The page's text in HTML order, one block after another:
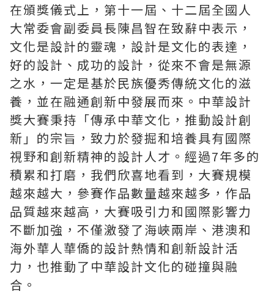
在頒獎儀式上，第十一屆、十二屆全國人
大常委會副委員長陳昌智在致辭中表示，
文化是設計的靈魂，設計是文化的表達，
好的設計、成功的設計，從來不會是無源
之水，一定是基於民族優秀傳統文化的滋
養，並在融通創新中發展而來。中華設計
獎大賽秉持「傳承中華文化，推動設計創
新」的宗旨，致力於發掘和培養具有國際
視野和創新精神的設計人才。經過7年多的
積累和打磨，我們欣喜地看到，大賽規模
越來越大，參賽作品數量越來越多，作品
品質越來越高，大賽吸引力和國際影響力
不斷加強，不僅激發了海峽兩岸、港澳和
海外華人華僑的設計熱情和創新設計活
力，也推動了中華設計文化的碰撞與融
合。